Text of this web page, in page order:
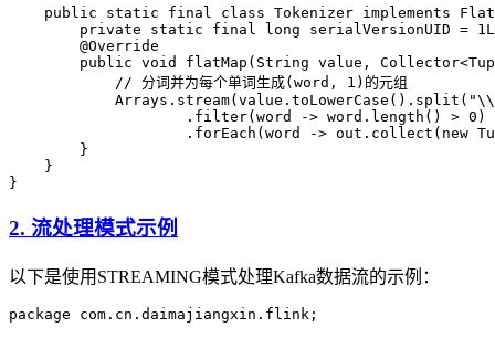
    public
static final class Tokenizer implements
        private
static final long serialVersionUID = 1L
        @
Override
        public
void flatMap ( String value , Collector<
            // 分词并为每个单词生成(word, 1)的元组
            Arrays
. stream( value . toLowerCase (). split ( "\\
                    .
filter(word -> word . length () > 0 )
                    .
forEach (word -> out . collect ( new
        }
    }
}
2. 流处理模式示例
以下是使用STREAMING模式处理Kafka数据流的示例：
package com.cn.daimajiangxin.flink ;